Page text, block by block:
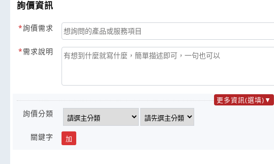
詢價資訊
詢價需求
需求說明
更多資訊(選填)
詢價分類
關鍵字 加